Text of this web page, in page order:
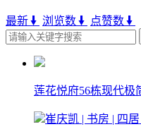
最新 浏览数 点赞数
莲花悦府56栋现代极
崔庆凯 | 书房 | 四居